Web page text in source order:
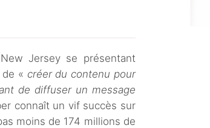
Jersey se présentant
« créer du contenu pour
de diffuser un message
connaît un vif succès sur
moins de 174 millions de